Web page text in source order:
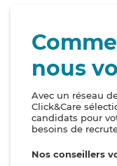
nous
Avec un réseau
Click&Care
candidats pour
besoins de
Nos conseillers